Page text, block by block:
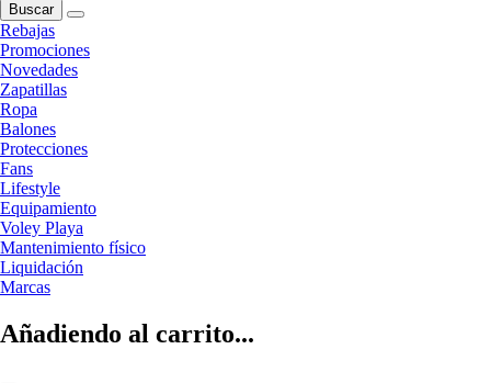
Buscar
Rebajas
Promociones
Novedades
Zapatillas
Ropa
Balones
Protecciones
Fans
Lifestyle
Equipamiento
Voley Playa
Mantenimiento físico
Liquidación
Marcas
Añadiendo al carrito...